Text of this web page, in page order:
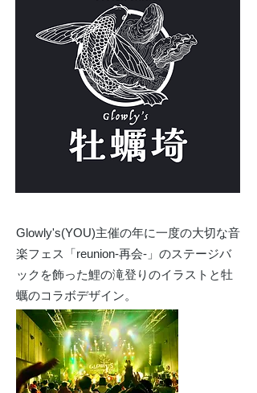
Glowly's(YOU)主催の年に一度の大切な音
楽フェス「reunion-再会-」のステージバ
ックを飾った鯉の滝登りのイラストと牡
蠣のコラボデザイン。